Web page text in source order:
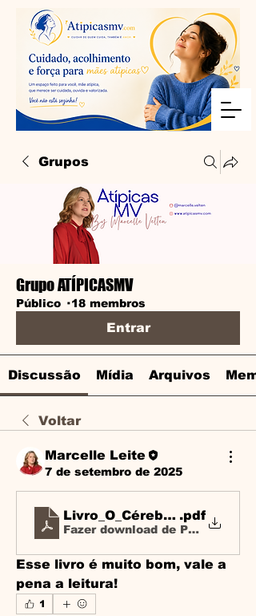
Grupos
Grupo ATÍPICASMV
Público · 18 membros
Entrar
Discussão Mídia Arquivos
Voltar
Marcelle Leite
7 de setembro de 2025
.pdf
Fazer download de PDF • 1.46MB
Esse livro é muito bom, vale a
pena a leitura!
1